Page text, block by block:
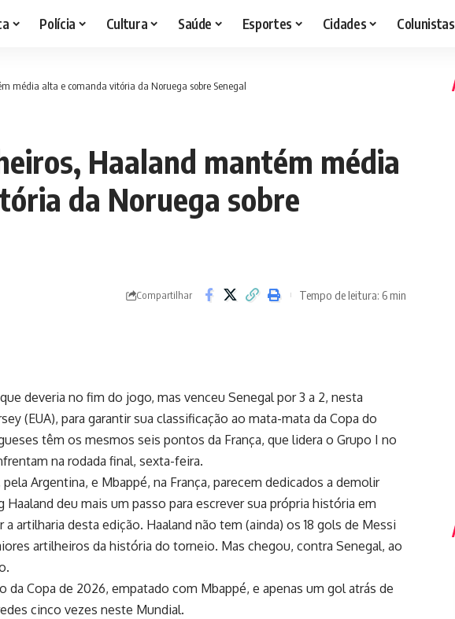
Polícia Cultura Saúde Esportes Cidades Colunistas
média alta e comanda vitória da Noruega sobre Senegal
Haaland mantém média
da Noruega sobre
Compartilhar Tempo de leitura: 6 min
deveria no fim do jogo, mas venceu Senegal por 3 a 2, nesta
(EUA), para garantir sua classificação ao mata-mata da Copa do
têm os mesmos seis pontos da França, que lidera o Grupo I no
na rodada final, sexta-feira.
Argentina, e Mbappé, na França, parecem dedicados a demolir
deu mais um passo para escrever sua própria história em
artilharia desta edição. Haaland não tem (ainda) os 18 gols de Messi
artilheiros da história do torneio. Mas chegou, contra Senegal, ao
da Copa de 2026, empatado com Mbappé, e apenas um gol atrás de
cinco vezes neste Mundial.